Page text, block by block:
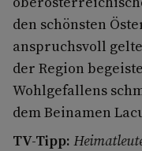
den schönsten
anspruchsvoll
der Region
Wohlgefallens
dem Beinamen
TV-Tipp: